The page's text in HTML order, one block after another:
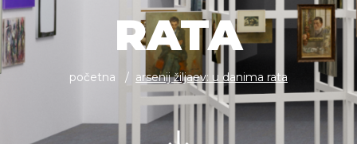
RATA
početna arsenij žiljaev: u danima rata